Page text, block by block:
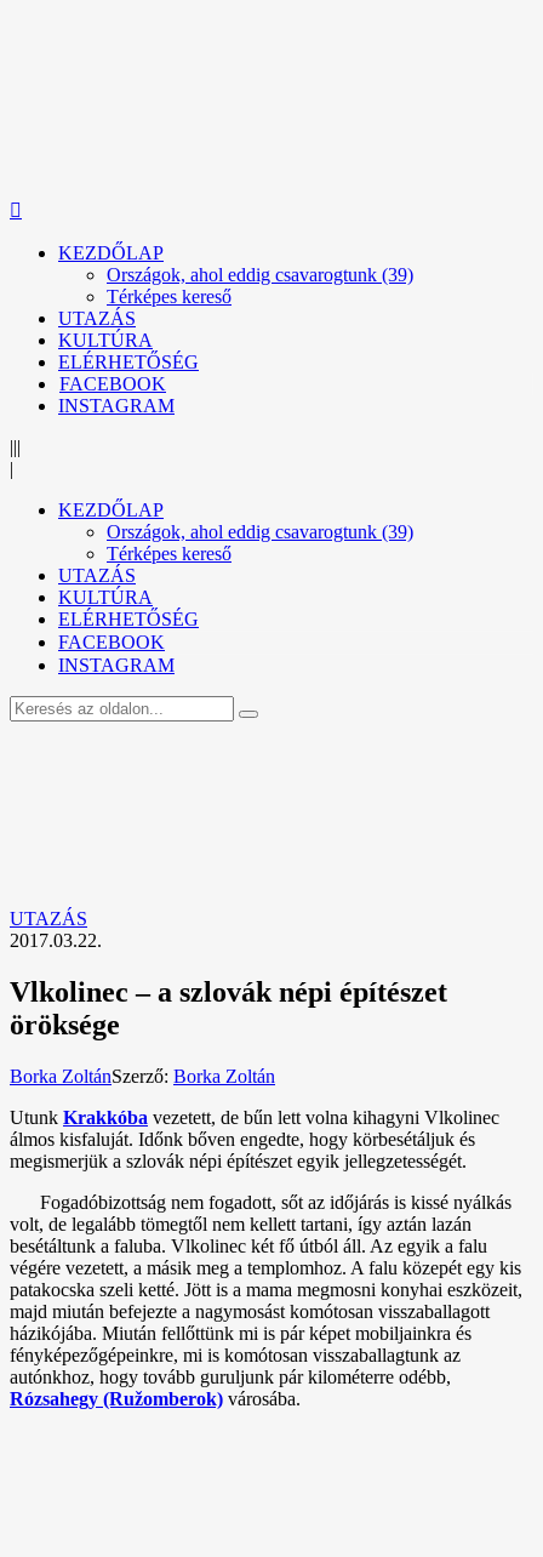
KEZDŐLAP
Országok, ahol eddig csavarogtunk (39)
Térképes kereső
UTAZÁS
KULTÚRA
ELÉRHETŐSÉG
FACEBOOK
INSTAGRAM
|||
|
KEZDŐLAP
Országok, ahol eddig csavarogtunk (39)
Térképes kereső
UTAZÁS
KULTÚRA
ELÉRHETŐSÉG
FACEBOOK
INSTAGRAM
UTAZÁS
2017.03.22.
Vlkolinec – a szlovák népi építészet
öröksége
Borka ZoltánSzerző: Borka Zoltán
Utunk Krakkóba vezetett, de bűn lett volna kihagyni Vlkolinec
álmos kisfaluját. Időnk bőven engedte, hogy körbesétáljuk és
megismerjük a szlovák népi építészet egyik jellegzetességét.
Fogadóbizottság nem fogadott, sőt az időjárás is kissé nyálkás
volt, de legalább tömegtől nem kellett tartani, így aztán lazán
besétáltunk a faluba. Vlkolinec két fő útból áll. Az egyik a falu
végére vezetett, a másik meg a templomhoz. A falu közepét egy kis
patakocska szeli ketté. Jött is a mama megmosni konyhai eszközeit,
majd miután befejezte a nagymosást komótosan visszaballagott
házikójába. Miután fellőttünk mi is pár képet mobiljainkra és
fényképezőgépeinkre, mi is komótosan visszaballagtunk az
autónkhoz, hogy tovább guruljunk pár kilométerre odébb,
Rózsahegy (Ružomberok) városába.